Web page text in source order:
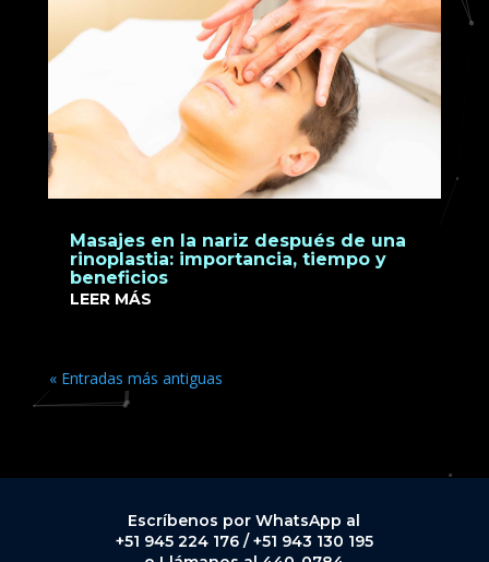
Masajes en la nariz después de una
rinoplastia: importancia, tiempo y
beneficios
LEER MÁS
« Entradas más antiguas
Escríbenos por WhatsApp al
+51 945 224 176 / +51 943 130 195